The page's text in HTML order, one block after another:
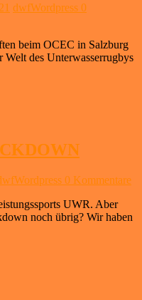
dwfWordpress 0
beim OCEC in Salzburg
des Unterwasserrugbys
0 Kommentare
UWR. Aber
noch übrig? Wir haben